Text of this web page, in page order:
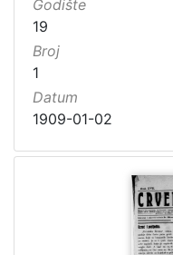
Godište
19
Broj
1
Datum
1909-01-02